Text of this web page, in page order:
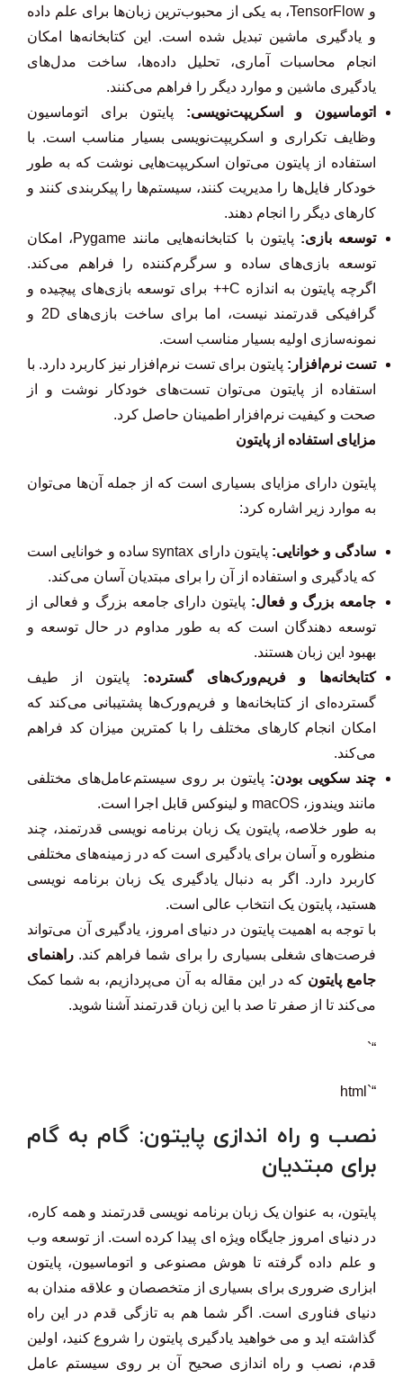
و TensorFlow، به یکی از محبوب‌ترین زبان‌ها برای علم داده
و یادگیری ماشین تبدیل شده است. این کتابخانه‌ها امکان
انجام محاسبات آماری، تحلیل داده‌ها، ساخت مدل‌های
یادگیری ماشین و موارد دیگر را فراهم می‌کنند.
اتوماسیون و اسکریپت‌نویسی: پایتون برای اتوماسیون
وظایف تکراری و اسکریپت‌نویسی بسیار مناسب است. با
استفاده از پایتون می‌توان اسکریپت‌هایی نوشت که به طور
خودکار فایل‌ها را مدیریت کنند، سیستم‌ها را پیکربندی کنند و
کارهای دیگر را انجام دهند.
توسعه بازی:
پایتون با کتابخانه‌هایی مانند Pygame، امکان
توسعه بازی‌های ساده و سرگرم‌کننده را فراهم می‌کند.
اگرچه پایتون به اندازه C++ برای توسعه بازی‌های پیچیده و
گرافیکی قدرتمند نیست، اما برای ساخت بازی‌های 2D و
نمونه‌سازی اولیه بسیار مناسب است.
تست نرم‌افزار: پایتون برای تست نرم‌افزار نیز کاربرد دارد. با
استفاده از پایتون می‌توان تست‌های خودکار نوشت و از
صحت و کیفیت نرم‌افزار اطمینان حاصل کرد.
مزایای استفاده از پایتون
پایتون دارای مزایای بسیاری است که از جمله آن‌ها می‌توان
به موارد زیر اشاره کرد:
سادگی و خوانایی:
پایتون دارای syntax ساده و خوانایی است
که یادگیری و استفاده از آن را برای مبتدیان آسان می‌کند.
جامعه بزرگ و فعال: پایتون دارای جامعه بزرگ و فعالی از
توسعه دهندگان است که به طور مداوم در حال توسعه و
بهبود این زبان هستند.
کتابخانه‌ها و فریم‌ورک‌های گسترده: پایتون از طیف
گسترده‌ای از کتابخانه‌ها و فریم‌ورک‌ها پشتیبانی می‌کند که
امکان انجام کارهای مختلف را با کمترین میزان کد فراهم
می‌کند.
چند سکویی بودن: پایتون بر روی سیستم‌عامل‌های مختلفی
مانند ویندوز، macOS و لینوکس قابل اجرا است.
به طور خلاصه، پایتون یک زبان برنامه نویسی قدرتمند، چند
منظوره و آسان برای یادگیری است که در زمینه‌های مختلفی
کاربرد دارد. اگر به دنبال یادگیری یک زبان برنامه نویسی
هستید، پایتون یک انتخاب عالی است.
با توجه به اهمیت پایتون در دنیای امروز، یادگیری آن می‌تواند
فرصت‌های شغلی بسیاری را برای شما فراهم کند. راهنمای
جامع پایتون که در این مقاله به آن می‌پردازیم، به شما کمک
می‌کند تا از صفر تا صد با این زبان قدرتمند آشنا شوید.
“`
“`html
نصب و راه اندازی پایتون: گام به گام
برای مبتدیان
پایتون، به عنوان یک زبان برنامه نویسی قدرتمند و همه کاره،
در دنیای امروز جایگاه ویژه ای پیدا کرده است. از توسعه وب
و علم داده گرفته تا هوش مصنوعی و اتوماسیون، پایتون
ابزاری ضروری برای بسیاری از متخصصان و علاقه مندان به
دنیای فناوری است. اگر شما هم به تازگی قدم در این راه
گذاشته اید و می خواهید یادگیری پایتون را شروع کنید، اولین
قدم، نصب و راه اندازی صحیح آن بر روی سیستم عامل